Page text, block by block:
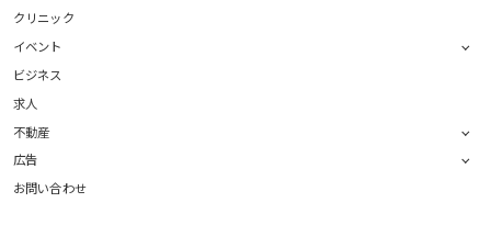
クリニック
イベント
ビジネス
求人
不動産
広告
お問い合わせ